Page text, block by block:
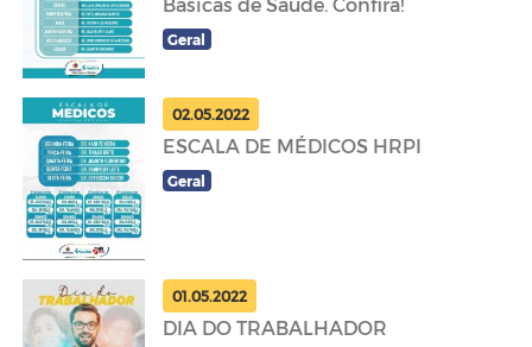
Geral
02.05.2022
ESCALA DE MÉDICOS HRPI
Geral
01.05.2022
DIA DO TRABALHADOR